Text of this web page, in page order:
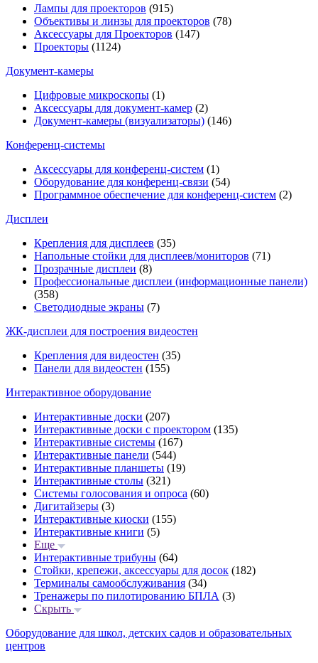
Лампы для проекторов (915)
Объективы и линзы для проекторов (78)
Аксессуары для Проекторов (147)
Проекторы (1124)
Документ-камеры
Цифровые микроскопы (1)
Аксессуары для документ-камер (2)
Документ-камеры (визуализаторы) (146)
Конференц-системы
Аксессуары для конференц-систем (1)
Оборудование для конференц-связи (54)
Программное обеспечение для конференц-систем (2)
Дисплеи
Крепления для дисплеев (35)
Напольные стойки для дисплеев/мониторов (71)
Прозрачные дисплеи (8)
Профессиональные дисплеи (информационные панели)
(358)
Светодиодные экраны (7)
ЖК-дисплеи для построения видеостен
Крепления для видеостен (35)
Панели для видеостен (155)
Интерактивное оборудование
Интерактивные доски (207)
Интерактивные доски с проектором (135)
Интерактивные системы (167)
Интерактивные панели (544)
Интерактивные планшеты (19)
Интерактивные столы (321)
Системы голосования и опроса (60)
Дигитайзеры (3)
Интерактивные киоски (155)
Интерактивные книги (5)
Еще
Интерактивные трибуны (64)
Стойки, крепежи, аксессуары для досок (182)
Терминалы самообслуживания (34)
Тренажеры по пилотированию БПЛА (3)
Скрыть
Оборудование для школ, детских садов и образовательных
центров